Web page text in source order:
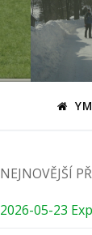
Hledat:
NEJNOVĚJŠÍ
2026-05-23